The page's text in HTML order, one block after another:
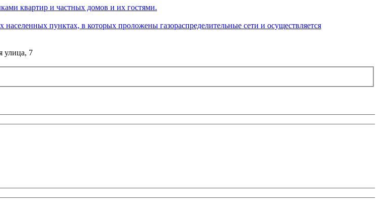
квартир и частных домов и их гостями.
пунктах, в которых проложены газораспределительные сети и осуществляется
улица, 7